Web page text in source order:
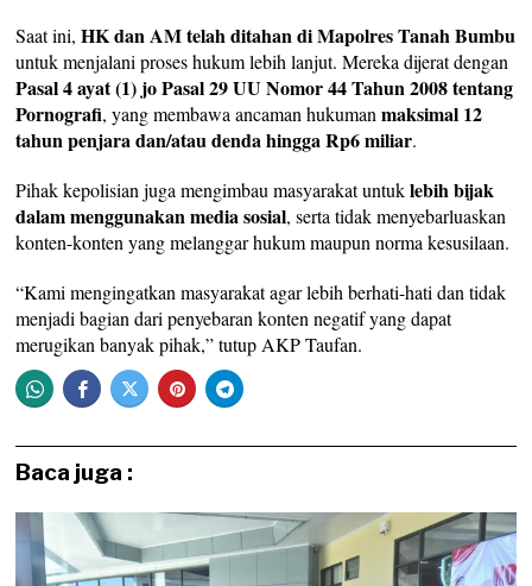
Saat ini,HK dan AM telah ditahan di Mapolres Tanah Bumbu
untuk menjalani proses hukum lebih lanjut. Mereka dijerat dengan
Pasal 4 ayat (1) jo Pasal 29 UU Nomor 44 Tahun 2008 tentang
Pornografi, yang membawa ancaman hukumanmaksimal 12
tahun penjara dan/atau denda hingga Rp6 miliar.
Pihak kepolisian juga mengimbau masyarakat untuklebih bijak
dalam menggunakan media sosial, serta tidak menyebarluaskan
konten-konten yang melanggar hukum maupun norma kesusilaan.
“Kami mengingatkan masyarakat agar lebih berhati-hati dan tidak
menjadi bagian dari penyebaran konten negatif yang dapat
merugikan banyak pihak,” tutup AKP Taufan.
Baca juga :